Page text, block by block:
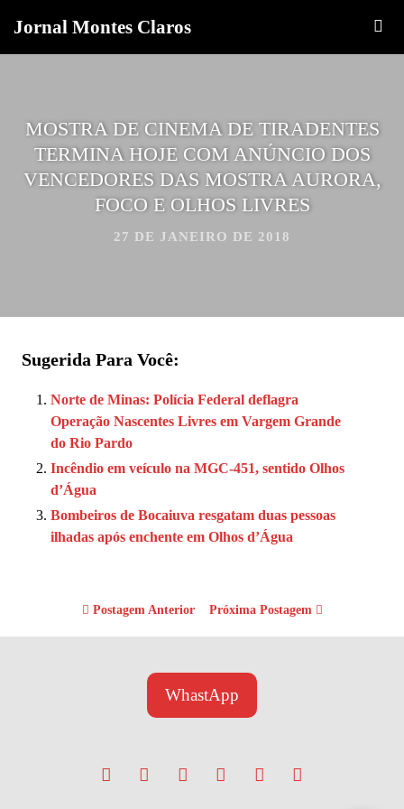
Jornal Montes Claros
MOSTRA DE CINEMA DE TIRADENTES
TERMINA HOJE COM ANÚNCIO DOS
VENCEDORES DAS MOSTRA AURORA,
FOCO E OLHOS LIVRES
27 DE JANEIRO DE 2018
Sugerida Para Você:
Norte de Minas: Polícia Federal deflagra
Operação Nascentes Livres em Vargem Grande
do Rio Pardo
Incêndio em veículo na MGC-451, sentido Olhos
d’Água
Bombeiros de Bocaiuva resgatam duas pessoas
ilhadas após enchente em Olhos d’Água
Postagem Anterior Próxima Postagem
WhastApp